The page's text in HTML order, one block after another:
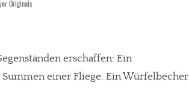
Originals
erschaffen: Ein
einer Fliege. Ein Würfelbecher